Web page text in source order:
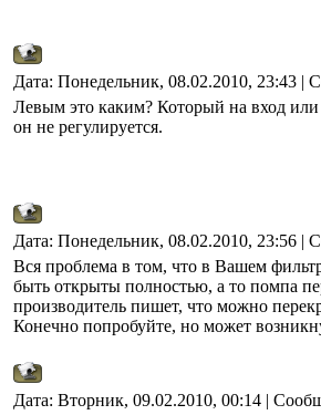
Дата: Понедельник, 08.02.2010, 23:43 |
Левым это каким? Который на вход
он не регулируется.
Дата: Понедельник, 08.02.2010, 23:56 |
Вся проблема в том, что в Вашем
быть открыты полностью, а то помпа
производитель пишет, что можно
Конечно попробуйте, но может
Дата: Вторник, 09.02.2010, 00:14 |